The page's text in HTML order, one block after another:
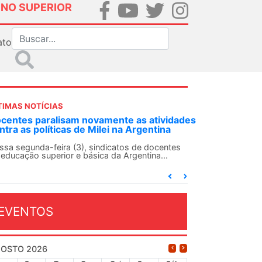
SUPERIOR
NOTÍCIAS
SN convoca docentes para Dia de
Internacionalista com Cuba em
de agosto
SN conclama suas seções sindicais e o